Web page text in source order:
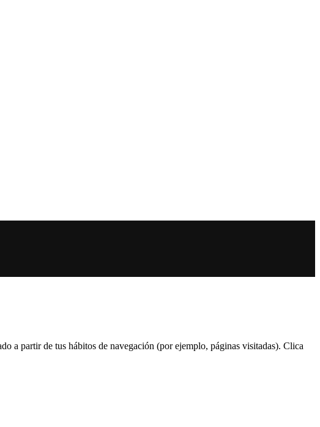
a partir de tus hábitos de navegación (por ejemplo, páginas visitadas). Clica